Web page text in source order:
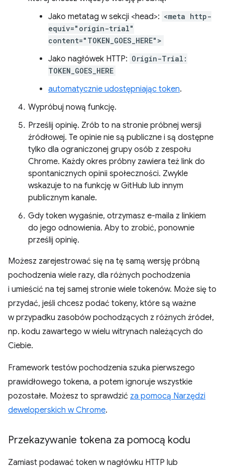
Jako metatag w sekcji <head>: <meta http-
equiv="origin-trial"
content="TOKEN_GOES_HERE">
Jako nagłówek HTTP: Origin-Trial:
TOKEN_GOES_HERE
automatycznie udostępniając token.
Wypróbuj nową funkcję.
Prześlij opinię. Zrób to na stronie próbnej wersji
źródłowej. Te opinie nie są publiczne i są dostępne
tylko dla ograniczonej grupy osób z zespołu
Chrome. Każdy okres próbny zawiera też link do
spontanicznych opinii społeczności. Zwykle
wskazuje to na funkcję w GitHub lub innym
publicznym kanale.
Gdy token wygaśnie, otrzymasz e-maila z linkiem
do jego odnowienia. Aby to zrobić, ponownie
prześlij opinię.
Możesz zarejestrować się na tę samą wersję próbną
pochodzenia wiele razy, dla różnych pochodzenia
i umieścić na tej samej stronie wiele tokenów. Może się to
przydać, jeśli chcesz podać tokeny, które są ważne
w przypadku zasobów pochodzących z różnych źródeł,
np. kodu zawartego w wielu witrynach należących do
Ciebie.
Framework testów pochodzenia szuka pierwszego
prawidłowego tokena, a potem ignoruje wszystkie
pozostałe. Możesz to sprawdzić za pomocą Narzędzi
deweloperskich w Chrome.
Przekazywanie tokena za pomocą kodu
Zamiast podawać token w nagłówku HTTP lub